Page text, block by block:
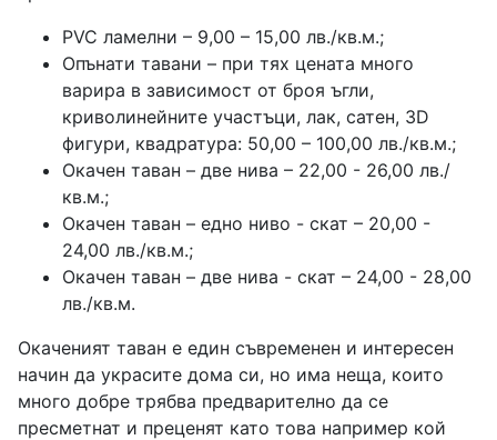
PVC ламелни – 9,00 – 15,00 лв./кв.м.;
Опънати тавани – при тях цената много
варира в зависимост от броя ъгли,
криволинейните участъци, лак, сатен, 3D
фигури, квадратура: 50,00 – 100,00 лв./кв.м.;
Окачен таван – две нива – 22,00 - 26,00 лв./
кв.м.;
Окачен таван – едно ниво - скат – 20,00 -
24,00 лв./кв.м.;
Окачен таван – две нива - скат – 24,00 - 28,00
лв./кв.м.
Окаченият таван е един съвременен и интересен
начин да украсите дома си, но има неща, които
много добре трябва предварително да се
пресметнат и преценят като това например кой